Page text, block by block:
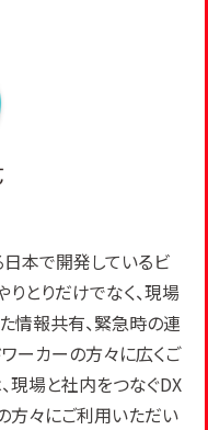
本で開発しているビ
りとりだけでなく、現場
情報共有、緊急時の連
ーカーの方々に広くご
現場と社内をつなぐDX
方々にご利用いただい